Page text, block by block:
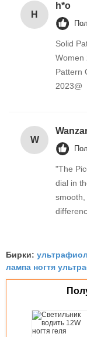
H
h*o
Solid
Women
Pattern
2023@
W
"The
dial in
manual
sweet
strain
visual
Бирки:
лампа ногтя